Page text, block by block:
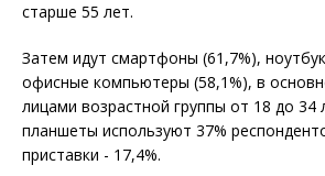
старше 55 лет.
Затем идут смартфоны (61,7%),
офисные компьютеры (58,1%), в
лицами возрастной группы от 18 до 34
планшеты используют 37%
приставки - 17,4%.